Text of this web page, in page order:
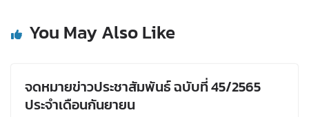
You May Also Like
จดหมายข่าวประชาสัมพันธ์ ฉบับที่ 45/2565
ประจำเดือนกันยายน